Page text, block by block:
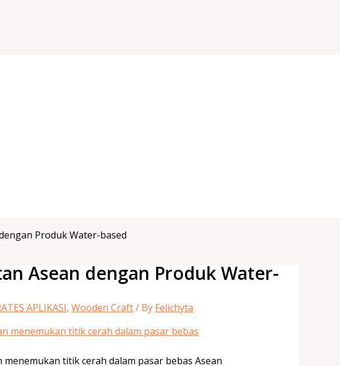
Produk Water-based
Asean dengan Produk Water-
APLIKASI, Wooden Craft/ By Felichyta
titik cerah dalam pasar bebas Asean